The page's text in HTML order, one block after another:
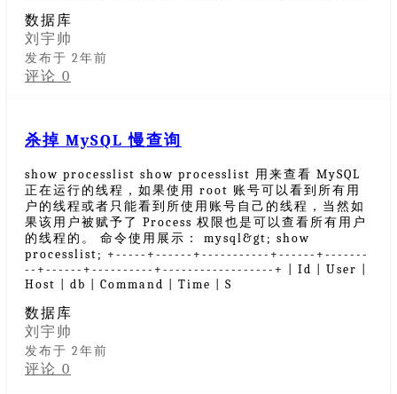
数据库
刘宇帅
发布于 2年前
评论 0
杀掉 MySQL 慢查询
show processlist show processlist 用来查看 MySQL
正在运行的线程，如果使用 root 账号可以看到所有用
户的线程或者只能看到所使用账号自己的线程，当然如
果该用户被赋予了 Process 权限也是可以查看所有用户
的线程的。 命令使用展示： mysql&gt; show
processlist; +-----+------+-----------+------+-------
--+------+----------+------------------+ | Id | User |
Host | db | Command | Time | S
数据库
刘宇帅
发布于 2年前
评论 0